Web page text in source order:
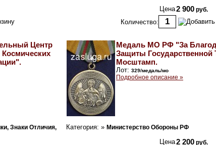
Цена2 900 руб.
Количество:
Центр
Знаки Отличия,
Медаль МО РФ "За
Защиты
Мосштамп.
Лот: 329/медаль/мо
Подробное описание »
Категория: » Министерство Обороны РФ
Цена2 200 руб.